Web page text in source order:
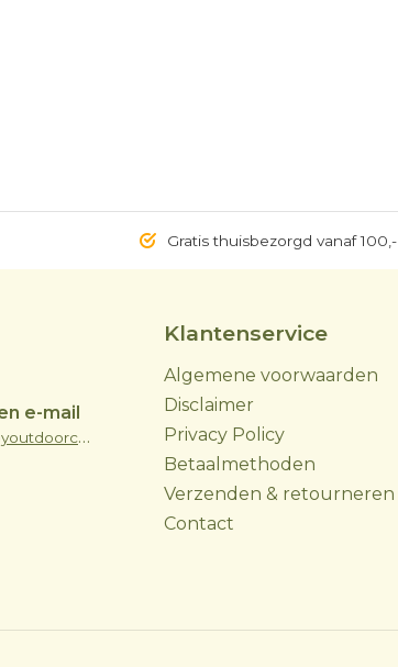
Gratis thuisbezorgd vanaf 100,-
e-mail
info@skoyoutdoorcooking.nl
Klantenservice
Algemene voorwaarden
Disclaimer
Privacy Policy
Betaalmethoden
Verzenden & retourneren
Contact